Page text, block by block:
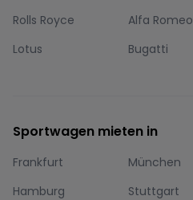
Rolls Royce
Alfa Romeo
Lotus
Bugatti
Sportwagen mieten in
Frankfurt München
Hamburg
Stuttgart